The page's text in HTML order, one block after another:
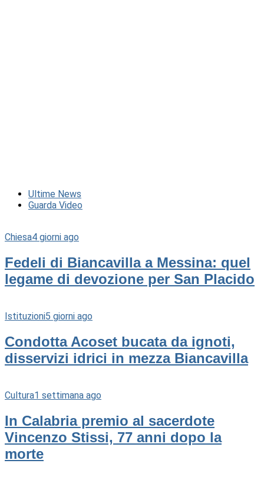
Ultime News
Guarda Video
Chiesa4 giorni ago
Fedeli di Biancavilla a Messina: quel
legame di devozione per San Placido
Istituzioni5 giorni ago
Condotta Acoset bucata da ignoti,
disservizi idrici in mezza Biancavilla
Cultura1 settimana ago
In Calabria premio al sacerdote
Vincenzo Stissi, 77 anni dopo la
morte